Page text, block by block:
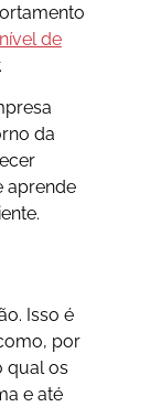
nível de
da
aprende
Isso é
por
qual os
e até